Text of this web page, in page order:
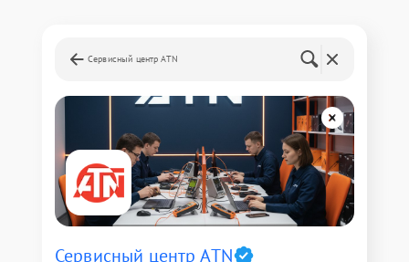
Сервисный центр ATN
Сервисный центр ATN